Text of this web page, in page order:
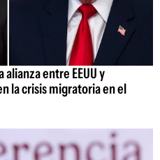
entre EEUU y
la crisis migratoria en el